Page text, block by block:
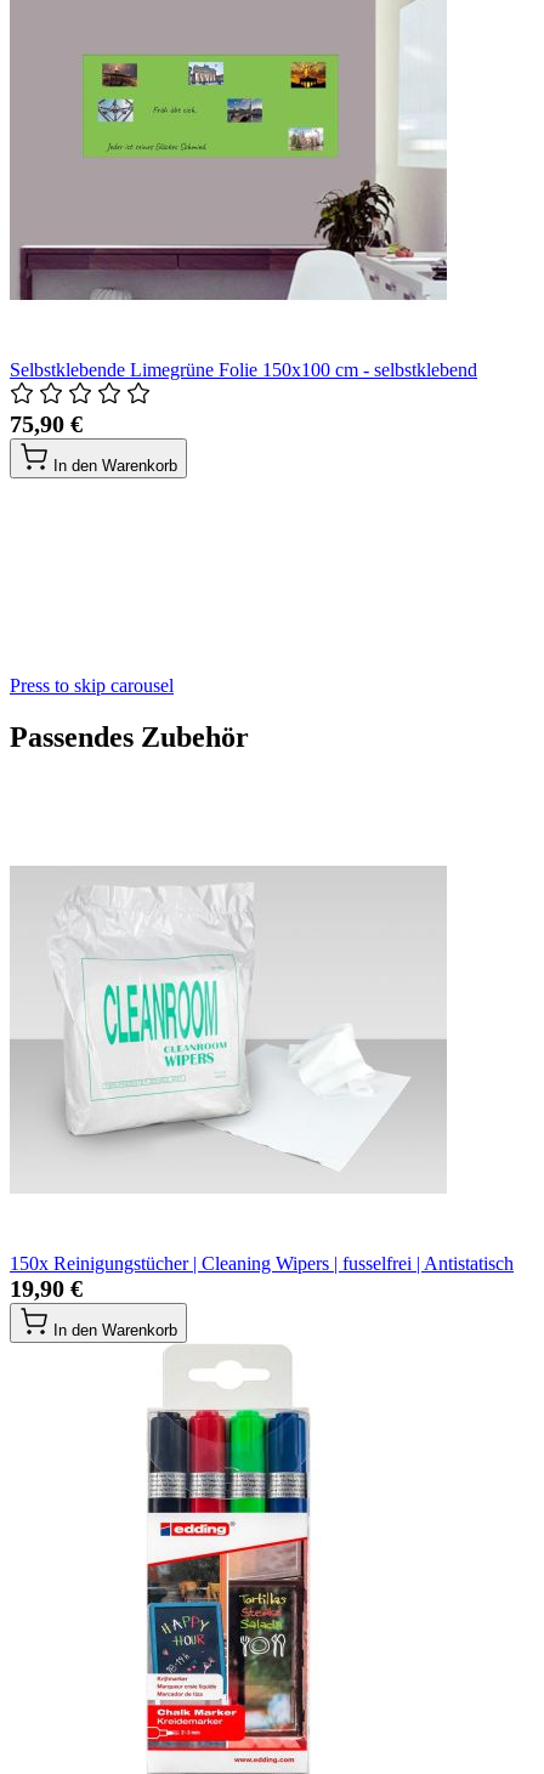
Selbstklebende Limegrüne Folie 150x100 cm - selbstklebend
75,90 €
In den Warenkorb
Press to skip carousel
Passendes Zubehör
150x Reinigungstücher | Cleaning Wipers | fusselfrei | Antistatisch
19,90 €
In den Warenkorb